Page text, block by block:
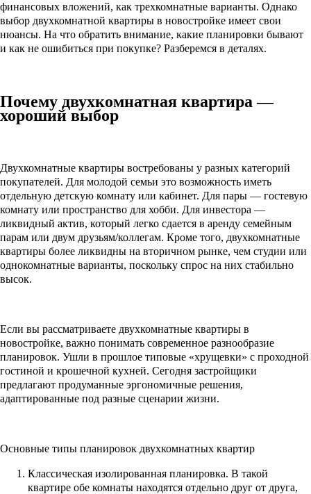
финансовых вложений, как трехкомнатные варианты. Однако
выбор двухкомнатной квартиры в новостройке имеет свои
нюансы. На что обратить внимание, какие планировки бывают
и как не ошибиться при покупке? Разберемся в деталях.
Почему двухкомнатная квартира —
хороший выбор
Двухкомнатные квартиры востребованы у разных категорий
покупателей. Для молодой семьи это возможность иметь
отдельную детскую комнату или кабинет. Для пары — гостевую
комнату или пространство для хобби. Для инвестора —
ликвидный актив, который легко сдается в аренду семейным
парам или двум друзьям/коллегам. Кроме того, двухкомнатные
квартиры более ликвидны на вторичном рынке, чем студии или
однокомнатные варианты, поскольку спрос на них стабильно
высок.
Если вы рассматриваете двухкомнатные квартиры в
новостройке, важно понимать современное разнообразие
планировок. Ушли в прошлое типовые «хрущевки» с проходной
гостиной и крошечной кухней. Сегодня застройщики
предлагают продуманные эргономичные решения,
адаптированные под разные сценарии жизни.
Основные типы планировок двухкомнатных квартир
Классическая изолированная планировка. В такой
квартире обе комнаты находятся отдельно друг от друга,